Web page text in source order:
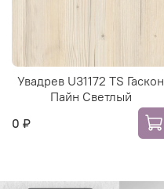
Увадрев U31172 TS Гаскон
Пайн Светлый
0 ₽